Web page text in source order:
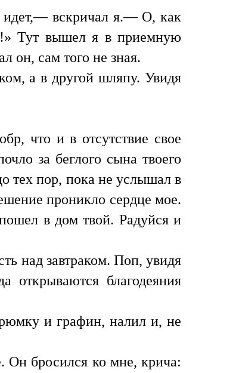
идет,— вскричал я.— О, как
Тут вышел я в приемную
он, сам того не зная.
а в другой шляпу. Увидя
что и в отсутствие свое
за беглого сына твоего
тех пор, пока не услышал в
проникло сердце мое.
в дом твой. Радуйся и
над завтраком. Поп, увидя
открываются благодеяния
и графин, налил и, не
Он бросился ко мне, крича: